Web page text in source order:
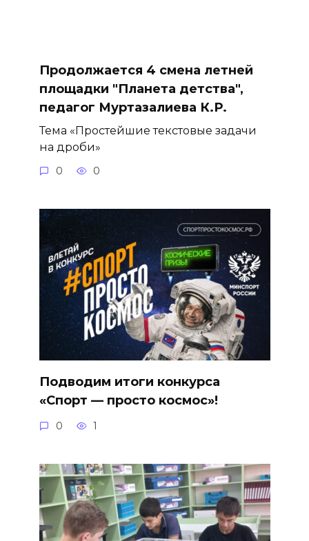
Продолжается 4 смена летней
площадки "Планета детства",
педагог Муртазалиева К.Р.
Тема «Простейшие текстовые задачи
на дроби»
0 0
Подводим итоги конкурса
«Спорт — просто космос»!
0 1